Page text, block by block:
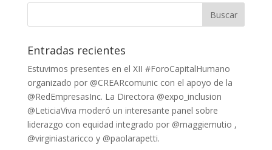
Entradas recientes
Estuvimos presentes en el XII #ForoCapitalHumano
organizado por @CREARcomunic con el apoyo de la
@RedEmpresasInc. La Directora @expo_inclusion
@LeticiaViva moderó un interesante panel sobre
liderazgo con equidad integrado por @maggiemutio ,
@virginiastaricco y @paolarapetti.